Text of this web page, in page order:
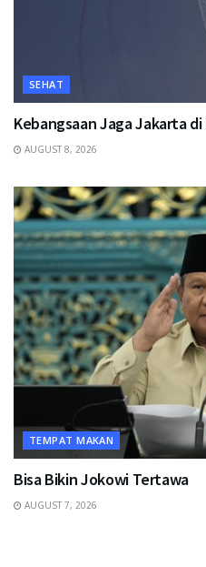
SEHAT
Kebangsaan Jaga Jakarta di
AUGUST 8, 2026
TEMPAT MAKAN
Bisa Bikin Jokowi Tertawa
AUGUST 7, 2026